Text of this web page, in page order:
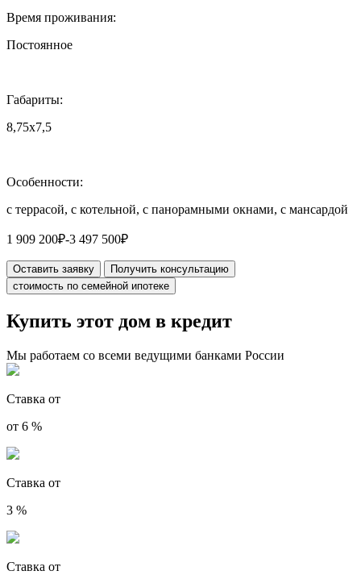
Время проживания:
Постоянное
Габариты:
8,75х7,5
Особенности:
с террасой, с котельной, с панорамными окнами, с мансардой
1 909 200₽-3 497 500₽
Оставить заявку
Получить консультацию
стоимость по семейной ипотеке
Купить этот дом в кредит
Мы работаем со всеми ведущими банками России
Ставка от
от 6 %
Ставка от
3 %
Ставка от